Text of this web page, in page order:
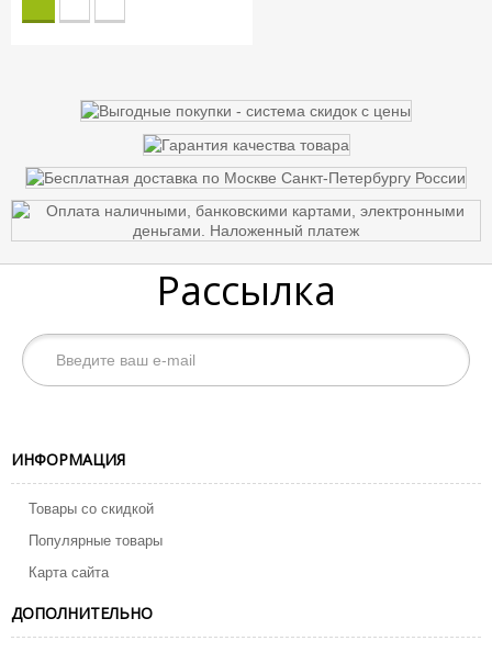
Рассылка
ИНФОРМАЦИЯ
Товары со скидкой
Популярные товары
Карта сайта
ДОПОЛНИТЕЛЬНО